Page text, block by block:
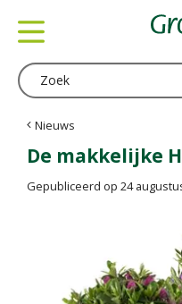
Nieuws
De makkelijke
Gepubliceerd op 24